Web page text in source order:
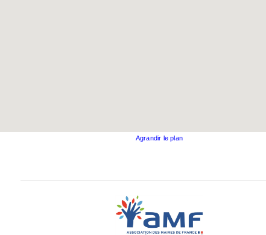
Agrandir le plan